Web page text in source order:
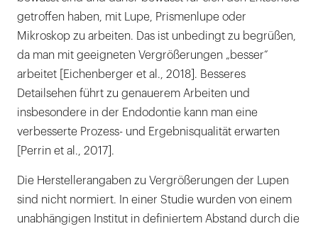
getroffen haben, mit Lupe, Prismenlupe oder
Mikroskop zu arbeiten. Das ist unbedingt zu begrüßen,
da man mit geeigneten Vergrößerungen „besser“
arbeitet [Eichenberger et al., 2018]. Besseres
Detailsehen führt zu genauerem Arbeiten und
insbesondere in der Endodontie kann man eine
verbesserte Prozess- und Ergebnisqualität erwarten
[Perrin et al., 2017].
Die Herstellerangaben zu Vergrößerungen der Lupen
sind nicht normiert. In einer Studie wurden von einem
unabhängigen Institut in definiertem Abstand durch die